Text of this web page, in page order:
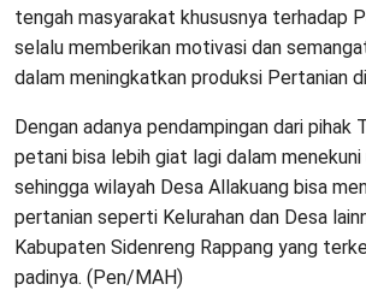
tengah masyarakat khususnya terhadap
selalu memberikan motivasi dan
dalam meningkatkan produksi Pertanian
Dengan adanya pendampingan dari pihak
petani bisa lebih giat lagi dalam menekuni
sehingga wilayah Desa Allakuang bisa
pertanian seperti Kelurahan dan Desa
Kabupaten Sidenreng Rappang yang
padinya. (Pen/MAH)